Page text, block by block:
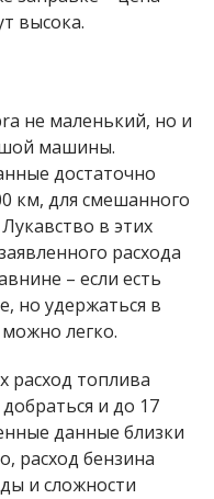
высока.
не маленький, но и
машины.
достаточно
км, для смешанного
в этих
расхода
– если есть
но удержаться в
легко.
расход топлива
и до 17
данные близки
расход бензина
и сложности